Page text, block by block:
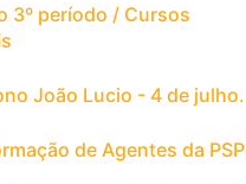
3º período / Cursos
João Lucio - 4 de julho.
de Agentes da PSP